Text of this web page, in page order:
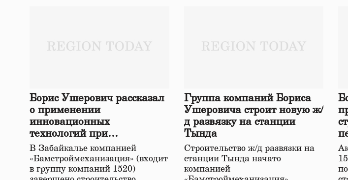
Борис Ушерович рассказал
о применении
инновационных
технологий при
строительстве нового моста
в Забайкалье
В Забайкалье компанией
«Бамстроймеханизация» (входит
в группу компаний 1520)
Группа компаний Бориса
Ушеровича строит новую ж/
д развязку на станции
Тында
Строительство ж/д развязки на
станции Тында начато
компанией